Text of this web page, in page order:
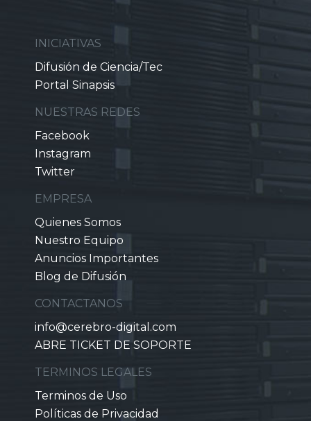
INICIATIVAS
Difusión de Ciencia/Tec
Portal Sinapsis
NUESTRAS REDES
Facebook
Instagram
Twitter
EMPRESA
Quienes Somos
Nuestro Equipo
Anuncios Importantes
Blog de Difusión
CONTACTANOS
info@cerebro-digital.com
ABRE TICKET DE SOPORTE
TERMINOS LEGALES
Terminos de Uso
Políticas de Privacidad